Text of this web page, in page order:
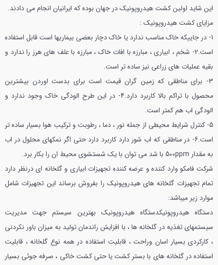
اين شايد اولين كشت هیدروپونیک در جهان بوده كه ايرانيان انجام مي دادند.
مزاياي كشت هیدروپونیک :
1- در جاييكه خاك مناسب ندارد يا خاك دچار بعضي بيماريها است قابل استفاده
است. 2- شخم ، ابياري ، مبارزه با افات خاك ، مبارزه با علف هاي هرز را ندارد و
بقيه عمليات هاي زراعي نيز ساده تر است.
3- براي مناطقي كه زمين گران قيمت است براي بدست اوردن بيشترين
محصول با تراكم بالا كاربرد دارد. 4- در اين طرح الودگي خاك وجود ندارد و
الودگي اب هم كمتر است.
5- كنترل شرايط محيطي از جمله نور ، دما ، رطوبت و تركيب هوا بسيار ساده تر
است. 6- در مناطقي كه اب شور دارد كاربرد دارد حتي اگر نمكهاي محلول در اب
به مقدار 500ppm با شد مي توان با يك شستشوي محيط ان را بكار برد.
شركت فامكو وارد كننده و عرضه كننده تجهيزات ابياري و گلخانه اي درنظر دارد
تمام تجهيزات گلخانه هاي هیدروپونیک را بفروش برساند اين تجهيزات شامل
موارد زير ميباشد:
دستگاه هیدروپونیکدستگاه هیدروپونیک بهترين سيستم جهت مديريت
سيستمهاي تغذيه در گلخانه ها ، با افزايش راندمان توليد به ميزان باور نكردني
، كاركردي بسيار اسان وراحت ، قابليت استفاده در همه نوع گلخانه ، قابليت
استفاده در گلخانه هاي با بستر كشت يا حتي كشت خاكي ، صرفه جوئي بسيار